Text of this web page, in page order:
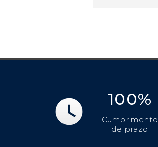
100%
Cumprimento
de prazo